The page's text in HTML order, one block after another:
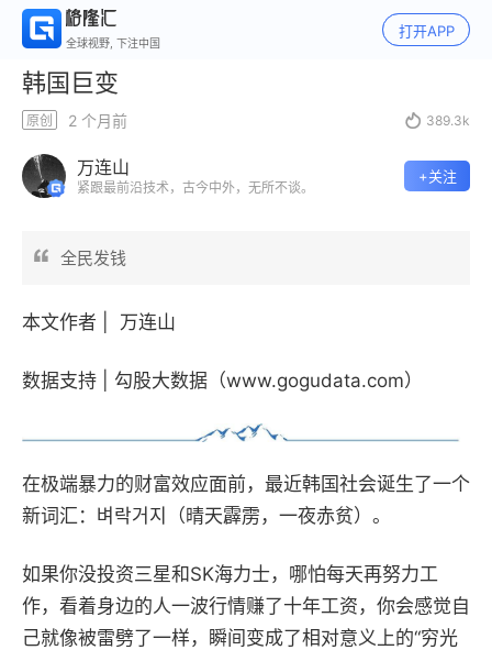
全球视野, 下注中国
打开APP
韩国巨变
原创 2 个月前  389.3k
万连山
紧跟最前沿技术，古今中外，无所不谈。
+关注
全民发钱
本文作者 | 万连山
数据支持 | 勾股大数据（www.gogudata.com）
在极端暴力的财富效应面前，最近韩国社会诞生了一个
新词汇：벼락거지（晴天霹雳，一夜赤贫）。
如果你没投资三星和SK海力士，哪怕每天再努力工
作，看着身边的人一波行情赚了十年工资，你会感觉自
己就像被雷劈了一样，瞬间变成了相对意义上的“穷光